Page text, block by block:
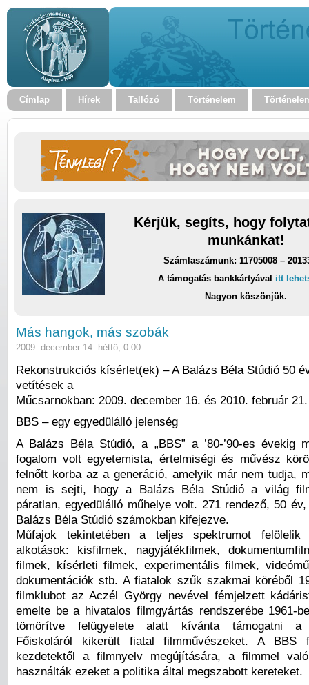
Címlap Hírek Tallózó Történelem
Kérjük, segíts, hogy
munkánkat!
Számlaszámunk: 11705008 –
A támogatás bankkártyával itt
Nagyon köszönjük.
Más hangok, más szobák
2009. december 14. hétfő, 0:00
Rekonstrukciós kísérlet(ek) – A Balázs Béla Stúdió 50
vetítések a
Műcsarnokban: 2009. december 16. és 2010. február
BBS – egy egyedülálló jelenség
A Balázs Béla Stúdió, a „BBS” a ’80-’90-es évekig
fogalom volt egyetemista, értelmiségi és művész
felnőtt korba az a generáció, amelyik már nem tudja,
nem is sejti, hogy a Balázs Béla Stúdió a világ
páratlan, egyedülálló műhelye volt. 271 rendező, 50
Balázs Béla Stúdió számokban kifejezve.
Műfajok tekintetében a teljes spektrumot
alkotások: kisfilmek, nagyjátékfilmek,
filmek, kísérleti filmek, experimentális filmek,
dokumentációk stb. A fiatalok szűk szakmai köréből
filmklubot az Aczél György nevével fémjelzett
emelte be a hivatalos filmgyártás rendszerébe 1961-
tömörítve felügyelete alatt kívánta támogatni a
Főiskoláról kikerült fiatal filmművészeket. A BBS
kezdetektől a filmnyelv megújítására, a filmmel
használták ezeket a politika által megszabott kereteket.